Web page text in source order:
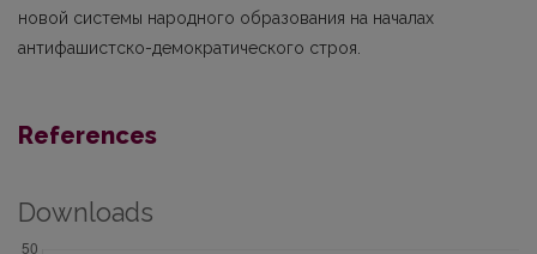
новой системы народного образования на началах
антифашистско-демократического строя.
References
Downloads